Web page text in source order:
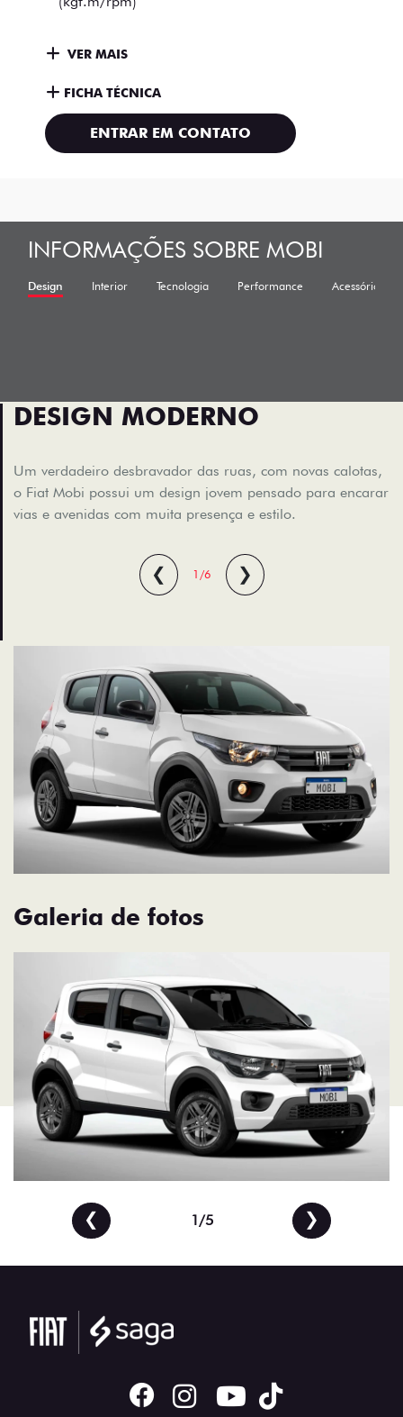
VER MAIS
FICHA TÉCNICA
ENTRAR EM CONTATO
INFORMAÇÕES SOBRE MOBI
Design Interior Tecnologia Performance Acessórios
DESIGN MODERNO
Um verdadeiro desbravador das ruas, com novas calotas,
o Fiat Mobi possui um design jovem pensado para encarar
vias e avenidas com muita presença e estilo.
❮ 1/6 ❯
Galeria de fotos
❮ 1/5 ❯